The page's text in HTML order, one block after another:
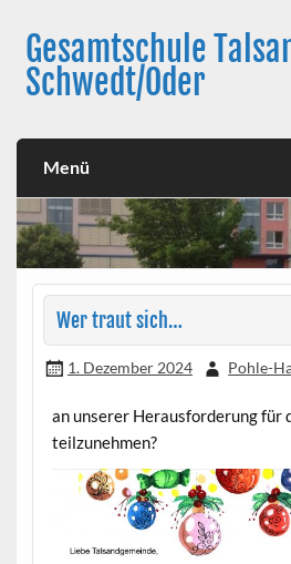
contentGesamtschule
Schwedt/Oder
Menü
Wer traut sich…
1. Dezember 2024 Pohle-
an unserer Herausforderung für
teilzunehmen?